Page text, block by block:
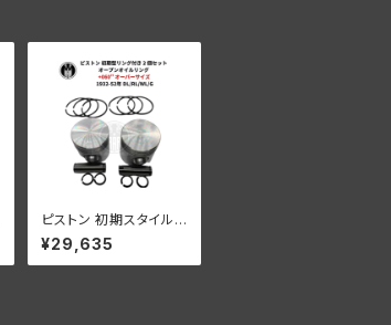
ピストン 初期スタイルリ
ング付き 2 個セット オ
ープン オイル リング +
060" OS 1932-52年
¥29,635